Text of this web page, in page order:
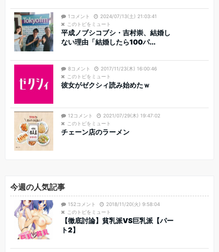
1コメント
2024/07/13(土) 21:03:41
このトピをミュート
平成ノブシコブシ・吉村崇、結婚し
ない理由「結婚したら100パ...
8コメント
2017/11/23(木) 16:00:46
このトピをミュート
彼女がゼクシィ読み始めたｗ
12コメント
2021/07/29(木) 19:47:02
このトピをミュート
チェーン店のラーメン
今週の人気記事
152コメント
2018/11/20(火) 9:58:04
このトピをミュート
【徹底討論】貧乳派VS巨乳派【パー
ト2】